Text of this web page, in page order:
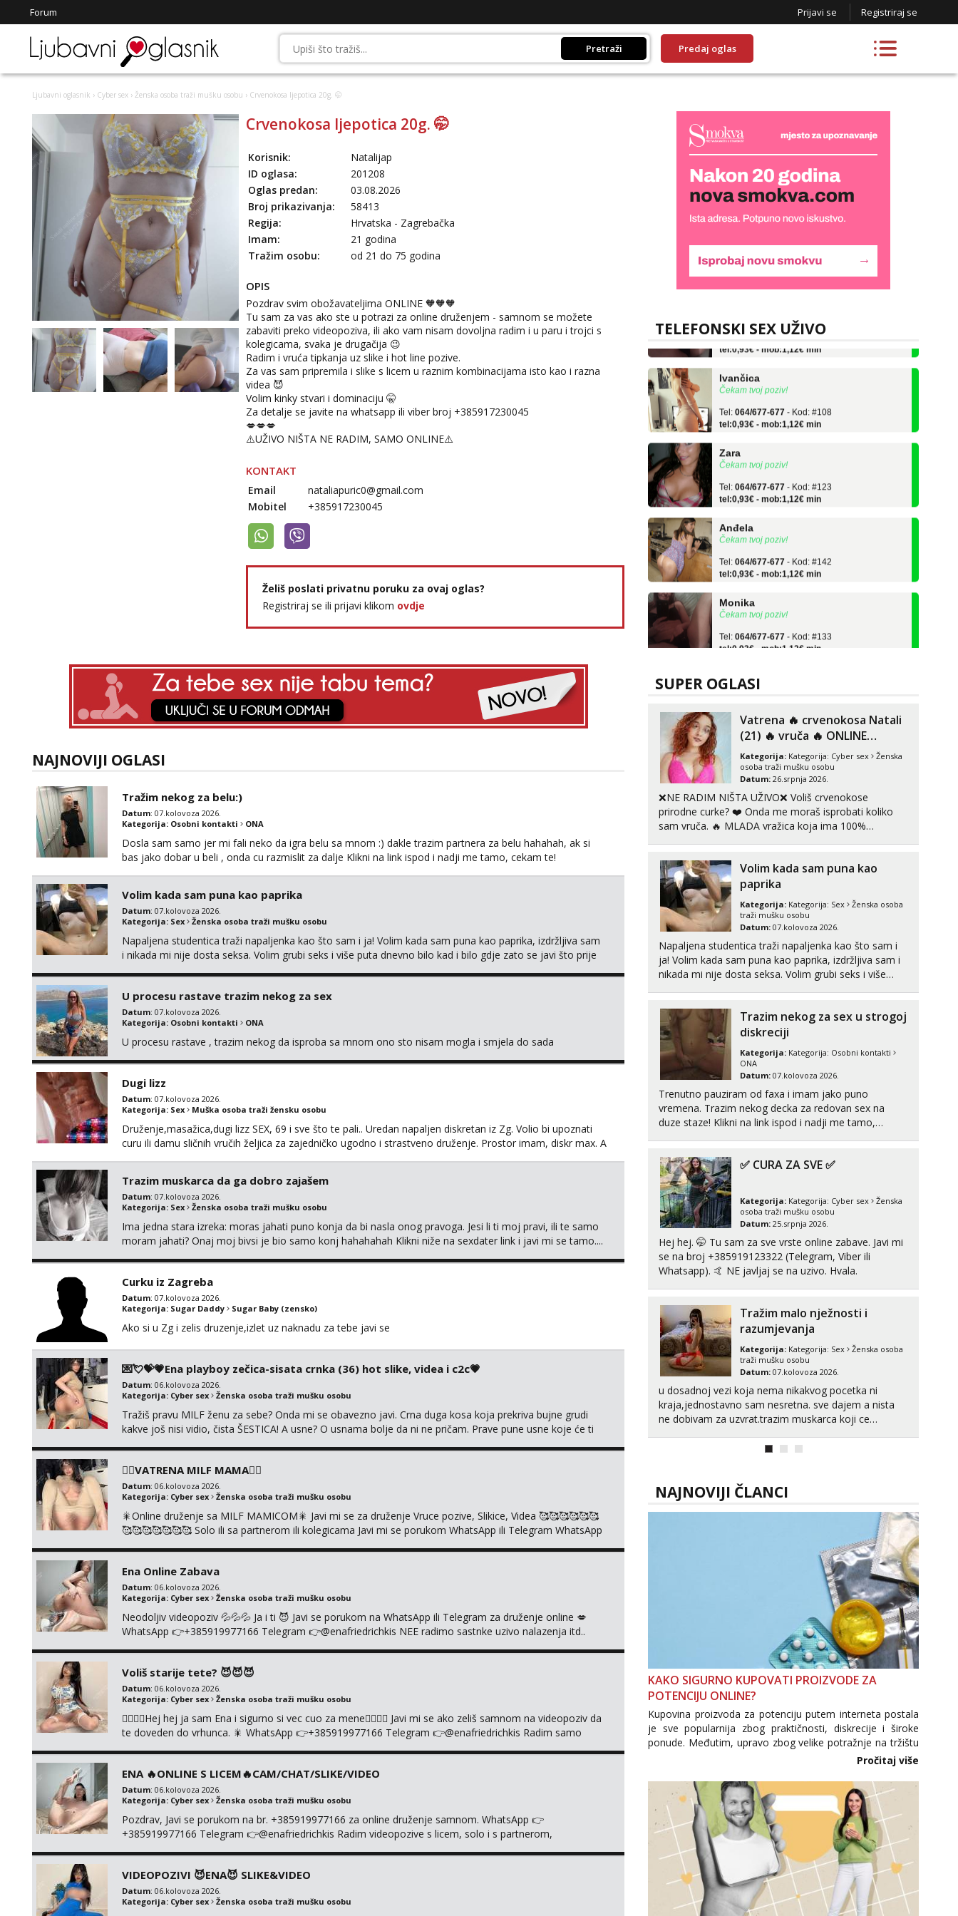
Forum Prijavi se Registriraj se
Pretraži Predaj oglas
Ljubavni oglasnik › Cyber sex › Ženska osoba traži mušku osobu › Crvenokosa ljepotica 20g. 🤭
Crvenokosa ljepotica 20g. 🤭
Korisnik:
Natalijap
ID oglasa:
201208
Oglas predan:
03.08.2026
Broj prikazivanja:
58413
Regija:
Hrvatska - Zagrebačka
Imam:
21 godina
Tražim osobu:
od 21 do 75 godina
OPIS
Pozdrav svim obožavateljima ONLINE 🧡🧡🧡
Tu sam za vas ako ste u potrazi za online druženjem - samnom se možete
zabaviti preko videopoziva, ili ako vam nisam dovoljna radim i u paru i trojci s
kolegicama, svaka je drugačija 😉
Radim i vruća tipkanja uz slike i hot line pozive.
Za vas sam pripremila i slike s licem u raznim kombinacijama isto kao i razna
videa 😈
Volim kinky stvari i dominaciju 🤫
Za detalje se javite na whatsapp ili viber broj +385917230045
💋💋💋
⚠️UŽIVO NIŠTA NE RADIM, SAMO ONLINE⚠️
KONTAKT
Email
nataliapuric0@gmail.com
Mobitel
+385917230045
Želiš poslati privatnu poruku za ovaj oglas?
Registriraj se ili prijavi klikom ovdje
NAJNOVIJI OGLASI
Tražim nekog za belu:)
Datum: 07.kolovoza 2026.
Kategorija: Osobni kontakti ONA
Dosla sam samo jer mi fali neko da igra belu sa mnom :) dakle trazim partnera za belu hahahah, ak si
bas jako dobar u beli , onda cu razmislit za dalje Klikni na link ispod i nadji me tamo, cekam te!
Volim kada sam puna kao paprika
Datum: 07.kolovoza 2026.
Kategorija: Sex Ženska osoba traži mušku osobu
Napaljena studentica traži napaljenka kao što sam i ja! Volim kada sam puna kao paprika, izdržljiva sam
i nikada mi nije dosta seksa. Volim grubi seks i više puta dnevno bilo kad i bilo gdje zato se javi što prije
U procesu rastave trazim nekog za sex
Datum: 07.kolovoza 2026.
Kategorija: Osobni kontakti ONA
U procesu rastave , trazim nekog da isproba sa mnom ono sto nisam mogla i smjela do sada
Dugi lizz
Datum: 07.kolovoza 2026.
Kategorija: Sex Muška osoba traži žensku osobu
Druženje,masažica,dugi lizz SEX, 69 i sve što te pali.. Uredan napaljen diskretan iz Zg. Volio bi upoznati
curu ili damu sličnih vručih željica za zajedničko ugodno i strastveno druženje. Prostor imam, diskr max. A
Trazim muskarca da ga dobro zajašem
Datum: 07.kolovoza 2026.
Kategorija: Sex Ženska osoba traži mušku osobu
Ima jedna stara izreka: moras jahati puno konja da bi nasla onog pravoga. Jesi li ti moj pravi, ili te samo
moram jahati? Onaj moj bivsi je bio samo konj hahahahah Klikni niže na sexdater link i javi mi se tamo....
Curku iz Zagreba
Datum: 07.kolovoza 2026.
Kategorija: Sugar Daddy Sugar Baby (zensko)
Ako si u Zg i zelis druzenje,izlet uz naknadu za tebe javi se
💌💘💝💗Ena playboy zečica-sisata crnka (36) hot slike, videa i c2c💗
Datum: 06.kolovoza 2026.
Kategorija: Cyber sex Ženska osoba traži mušku osobu
Tražiš pravu MILF ženu za sebe? Onda mi se obavezno javi. Crna duga kosa koja prekriva bujne grudi
kakve još nisi vidio, čista ŠESTICA! A usne? O usnama bolje da ni ne pričam. Prave pune usne koje će ti
❤️‍🔥VATRENA MILF MAMA❤️‍🔥
Datum: 06.kolovoza 2026.
Kategorija: Cyber sex Ženska osoba traži mušku osobu
🎇Online druženje sa MILF MAMICOM🎇 Javi mi se za druženje Vruce pozive, Slikice, Videa 🥰🥰🥰🥰🥰🥰
🥰🥰🥰🥰🥰🥰🥰 Solo ili sa partnerom ili kolegicama Javi mi se porukom WhatsApp ili Telegram WhatsApp
Ena Online Zabava
Datum: 06.kolovoza 2026.
Kategorija: Cyber sex Ženska osoba traži mušku osobu
Neodoljiv videopoziv 💦💦💦 Ja i ti 😈 Javi se porukom na WhatsApp ili Telegram za druženje online 💋
WhatsApp 👉+385919977166 Telegram 👉@enafriedrichkis NEE radimo sastnke uzivo nalazenja itd..
Voliš starije tete? 😈😈😈
Datum: 06.kolovoza 2026.
Kategorija: Cyber sex Ženska osoba traži mušku osobu
❤️‍🔥❤️‍🔥Hej hej ja sam Ena i sigurno si vec cuo za mene❤️‍🔥❤️‍🔥 Javi mi se ako zeliš samnom na videopoziv da
te doveden do vrhunca. 🎇 WhatsApp 👉+385919977166 Telegram 👉@enafriedrichkis Radim samo
ENA 🔥ONLINE S LICEM🔥CAM/CHAT/SLIKE/VIDEO
Datum: 06.kolovoza 2026.
Kategorija: Cyber sex Ženska osoba traži mušku osobu
Pozdrav, Javi se porukom na br. +385919977166 za online druženje samnom. WhatsApp 👉
+385919977166 Telegram 👉@enafriedrichkis Radim videopozive s licem, solo i s partnerom,
NIŠTA UŽI...
VIDEOPOZIVI 😈ENA😈 SLIKE&VIDEO
Datum: 06.kolovoza 2026.
Kategorija: Cyber sex Ženska osoba traži mušku osobu
TELEFONSKI SEX UŽIVO
Monika
Tel:064/677-677 - Kod: #133
tel:0,93€ - mob:1,12€ min
Čekam tvoj poziv!
tel:0,93€ - mob:1,12€ min
Čekam tvoj poziv!
tel:0,93€ - mob:1,12€ min
Čekam tvoj poziv!
tel:0,93€ - mob:1,12€ min
Čekam tvoj poziv!
tel:0,93€ - mob:1,12€ min
Čekam tvoj poziv!
tel:0,93€ - mob:1,12€ min
Čekam tvoj poziv!
tel:0,93€ - mob:1,12€ min
Anđela
Čekam tvoj poziv!
tel:0,93€ - mob:1,12€ min
SUPER OGLASI
Vatrena ‎️‍🔥 crvenokosa Natali
(21) ‎️‍🔥 vruča‎ ️‍🔥 ONLINE
ZABAVA
Kategorija: Kategorija: Cyber sex
Ženska
osoba traži mušku osobu
Datum: 26.srpnja 2026.
❌NE RADIM NIŠTA UŽIVO❌ Voliš crvenokose
prirodne curke? ❤️ Onda me moraš isprobati koliko
sam vruča.‎ ️‍🔥 MLADA vražica koja ima 100%
možeš pranaći nešto po svojoj mjeri. Sexi videa s
kolegica...
Volim kada sam puna kao
paprika
Kategorija: Kategorija: Sex
Ženska osoba
traži mušku osobu
Datum: 07.kolovoza 2026.
Napaljena studentica traži napaljenka kao što sam i
ja! Volim kada sam puna kao paprika, izdržljiva sam i
nikada mi nije dosta seksa. Volim grubi seks i više
cekam te!
Trazim nekog za sex u strogoj
diskreciji
Kategorija: Kategorija: Osobni kontakti
ONA
Datum: 07.kolovoza 2026.
Trenutno pauziram od faxa i imam jako puno
vremena. Trazim nekog decka za redovan sex na
duze staze! Klikni na link ispod i nadji me tamo,
✅ CURA ZA SVE ✅
Kategorija: Kategorija: Cyber sex
Ženska
osoba traži mušku osobu
Datum: 25.srpnja 2026.
Hej hej. 🤭 Tu sam za sve vrste online zabave. Javi mi
se na broj +385919123322 (Telegram, Viber ili
Whatsapp). 🤙 NE javljaj se na uzivo. Hvala.
Tražim malo nježnosti i
razumjevanja
Kategorija: Kategorija: Sex
Ženska osoba
traži mušku osobu
Datum: 07.kolovoza 2026.
u dosadnoj vezi koja nema nikakvog pocetka ni
kraja,jednostavno sam nesretna. sve dajem a nista
ne dobivam za uzvrat.trazim muskarca koji ce
njeznosti i razumjevanja. volim njezan seks i njezne
NAJNOVIJI ČLANCI
KAKO SIGURNO KUPOVATI PROIZVODE ZA
POTENCIJU ONLINE?
Kupovina proizvoda za potenciju putem interneta postala
je sve popularnija zbog praktičnosti, diskrecije i široke
ponude. Međutim, upravo zbog velike potražnje na tržištu
se pojavljuju i brojni krivotvoreni proizvodi, nepouzdane
internetske trgovine te proizvodi nepoznatog podrijetla. ...
Pročitaj više